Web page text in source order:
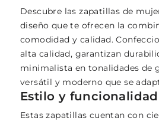
Descubre las zapatillas de
diseño que te ofrecen la
comodidad y calidad.
alta calidad, garantizan
minimalista en tonalidades de
versátil y moderno que se
Estilo y funcionalidad
Estas zapatillas cuentan con